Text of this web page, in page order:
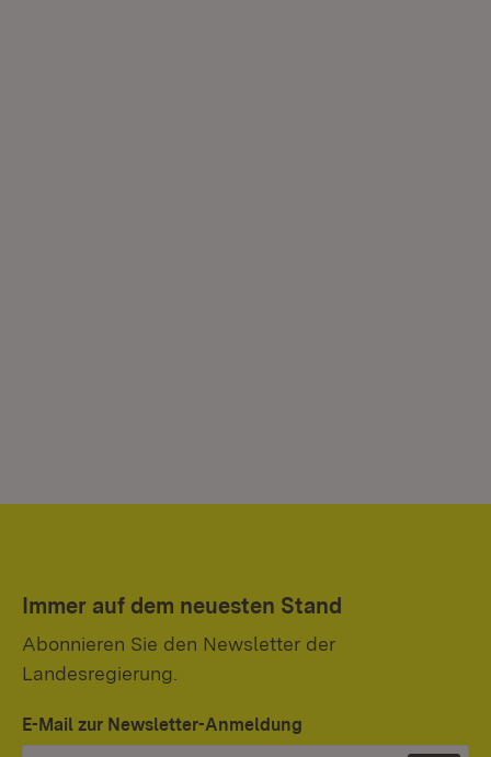
Immer auf dem neuesten Stand
Abonnieren Sie den Newsletter der
Landesregierung.
E-Mail zur Newsletter-Anmeldung